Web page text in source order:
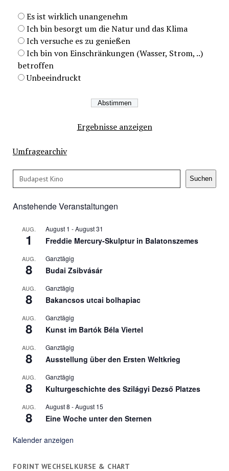
Es ist wirklich unangenehm
Ich bin besorgt um die Natur und das Klima
Ich versuche es zu genießen
Ich bin von Einschränkungen (Wasser, Strom, ..)
betroffen
Unbeeindruckt
Ergebnisse anzeigen
Umfragearchiv
Suchen Suchen
Anstehende Veranstaltungen
AUG.
1
August 1 -August 31
Freddie Mercury-Skulptur in Balatonszemes
AUG.
8
Ganztägig
Budai Zsibvásár
AUG.
8
Ganztägig
Bakancsos utcai bolhapiac
AUG.
8
Ganztägig
Kunst im Bartók Béla Viertel
AUG.
8
Ganztägig
Ausstellung über den Ersten Weltkrieg
AUG.
8
Ganztägig
Kulturgeschichte des Szilágyi Dezső Platzes
AUG.
8
August 8 -August 15
Eine Woche unter den Sternen
Kalender anzeigen
FORINT WECHSELKURSE & CHART